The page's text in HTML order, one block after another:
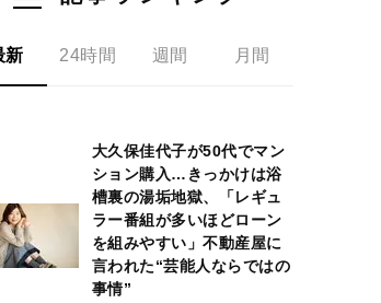
新 24時間 週間 月間
大久保佳代子が50代でマン
ション購入…きっかけは浴
槽裏の湯垢地獄、「レギュ
ラー番組が多いほどローン
を組みやすい」不動産屋に
言われた“芸能人ならではの
事情”